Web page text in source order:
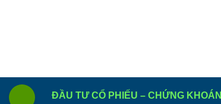
ĐẦU TƯ CỔ PHIẾU – CHỨNG KHOÁN